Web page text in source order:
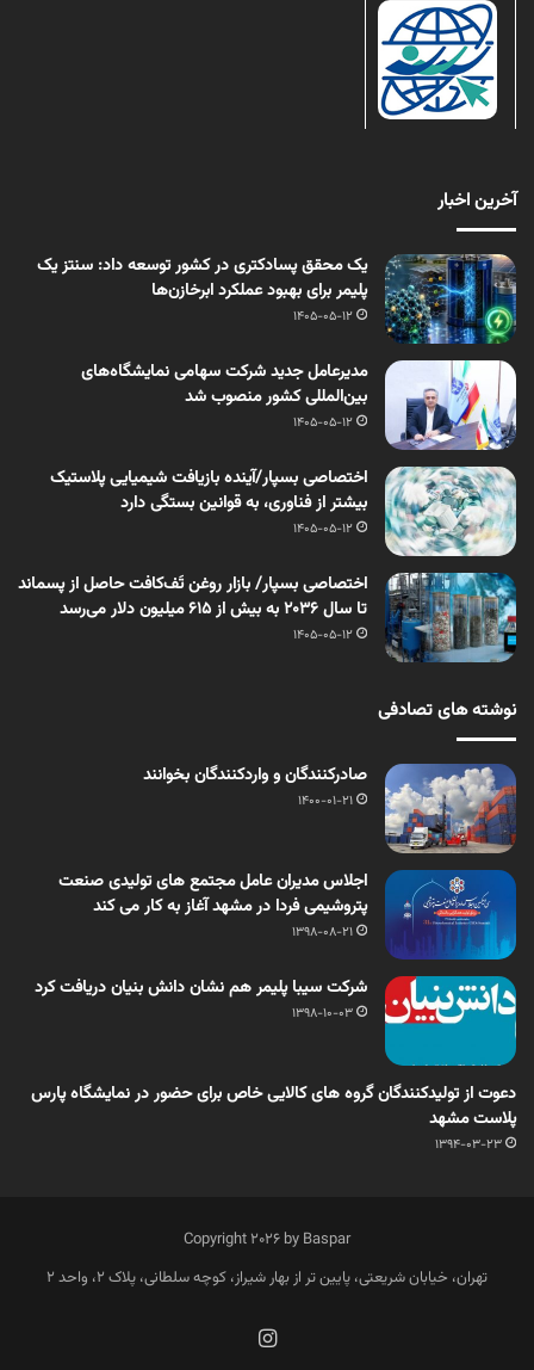
آخرین اخبار
یک محقق پسادکتری در کشور توسعه داد: سنتز یک
پلیمر برای بهبود عملکرد ابرخازن‌ها
1405-05-12
مدیرعامل جدید شرکت سهامی نمایشگاه‌های
بین‌المللی کشور منصوب شد
1405-05-12
اختصاصی بسپار/آینده بازیافت شیمیایی پلاستیک
بیشتر از فناوری، به قوانین بستگی دارد
1405-05-12
اختصاصی بسپار/ بازار روغن تَف‌کافت حاصل از پسماند
تا سال ۲۰۳۶ به بیش از ۶۱۵ میلیون دلار می‌رسد
1405-05-12
نوشته های تصادفی
صادرکنندگان و واردکنندگان بخوانند
1400-01-21
اجلاس مدیران عامل مجتمع های تولیدی صنعت
پتروشیمی فردا در مشهد آغاز به کار می کند
1398-08-21
شرکت سیبا پلیمر هم نشان دانش بنیان دریافت کرد
1398-10-03
دعوت از تولیدکنندگان گروه های کالایی خاص برای حضور در نمایشگاه پارس
پلاست مشهد
1394-03-23
Copyright 2026 by Baspar
تهران، خیابان شریعتی، پایین تر از بهار شیراز، کوچه سلطانی، پلاک 2، واحد 2